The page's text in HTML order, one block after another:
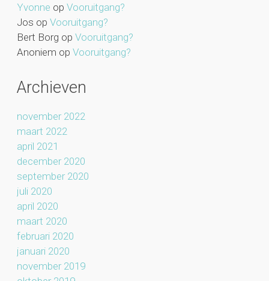
Yvonne op Vooruitgang?
Jos op Vooruitgang?
Bert Borg op Vooruitgang?
Anoniem op Vooruitgang?
Archieven
november 2022
maart 2022
april 2021
december 2020
september 2020
juli 2020
april 2020
maart 2020
februari 2020
januari 2020
november 2019